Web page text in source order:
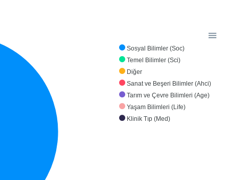
Sosyal Bilimler (Soc)
Temel Bilimler (Sci)
Diğer
Sanat ve Beşeri Bilimler (Ahci)
Tarım ve Çevre Bilimleri (Age)
Yaşam Bilimleri (Life)
Klinik Tıp (Med)